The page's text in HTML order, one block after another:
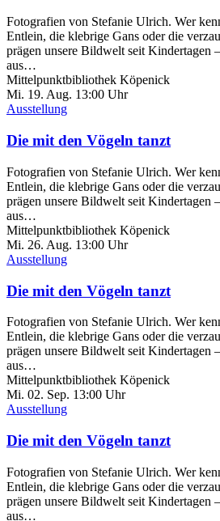
Fotografien von Stefanie Ulrich. Wer
Entlein, die klebrige Gans oder die
prägen unsere Bildwelt seit Kindertagen
aus…
Mittelpunktbibliothek Köpenick
Mi. 19. Aug. 13:00 Uhr
Ausstellung
Die mit den Vögeln tanzt
Fotografien von Stefanie Ulrich. Wer
Entlein, die klebrige Gans oder die
prägen unsere Bildwelt seit Kindertagen
aus…
Mittelpunktbibliothek Köpenick
Mi. 26. Aug. 13:00 Uhr
Ausstellung
Die mit den Vögeln tanzt
Fotografien von Stefanie Ulrich. Wer
Entlein, die klebrige Gans oder die
prägen unsere Bildwelt seit Kindertagen
aus…
Mittelpunktbibliothek Köpenick
Mi. 02. Sep. 13:00 Uhr
Ausstellung
Die mit den Vögeln tanzt
Fotografien von Stefanie Ulrich. Wer
Entlein, die klebrige Gans oder die
prägen unsere Bildwelt seit Kindertagen
aus…